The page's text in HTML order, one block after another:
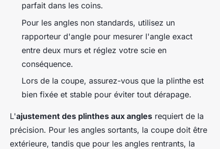
parfait dans les coins.
Pour les angles non standards, utilisez un
rapporteur d'angle pour mesurer l'angle exact
entre deux murs et réglez votre scie en
conséquence.
Lors de la coupe, assurez-vous que la plinthe est
bien fixée et stable pour éviter tout dérapage.
L'ajustement des plinthes aux angles requiert de la
précision. Pour les angles sortants, la coupe doit être
extérieure, tandis que pour les angles rentrants, la